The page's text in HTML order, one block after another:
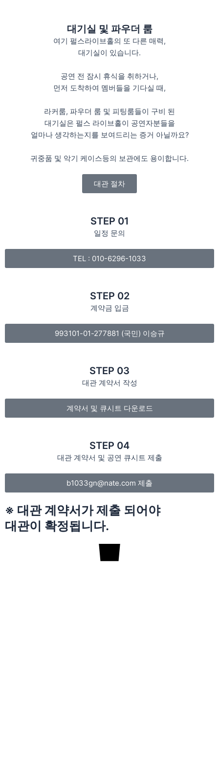
대기실 및 파우더 룸
여기 펄스라이브홀의 또 다른 매력,
대기실이 있습니다.
공연 전 잠시 휴식을 취하거나,
먼저 도착하여 멤버들을 기다실 때,
라커룸, 파우더 룸 및 피팅룸들이 구비 된
대기실은 펄스 라이브홀이 공연자분들을
얼마나 생각하는지를 보여드리는 증거 아닐까요?
귀중품 및 악기 케이스등의 보관에도 용이합니다.
대관 절차
STEP 01
일정 문의
TEL : 010-6296-1033
STEP 02
계약금 입금
993101-01-277881 (국민) 이승규
STEP 03
대관 계약서 작성
계약서 및 큐시트 다운로드
STEP 04
대관 계약서 및 공연 큐시트 제출
b1033gn@nate.com 제출
※ 대관 계약서가 제출 되어야
대관이 확정됩니다.